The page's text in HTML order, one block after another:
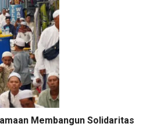
Membangun Solidaritas